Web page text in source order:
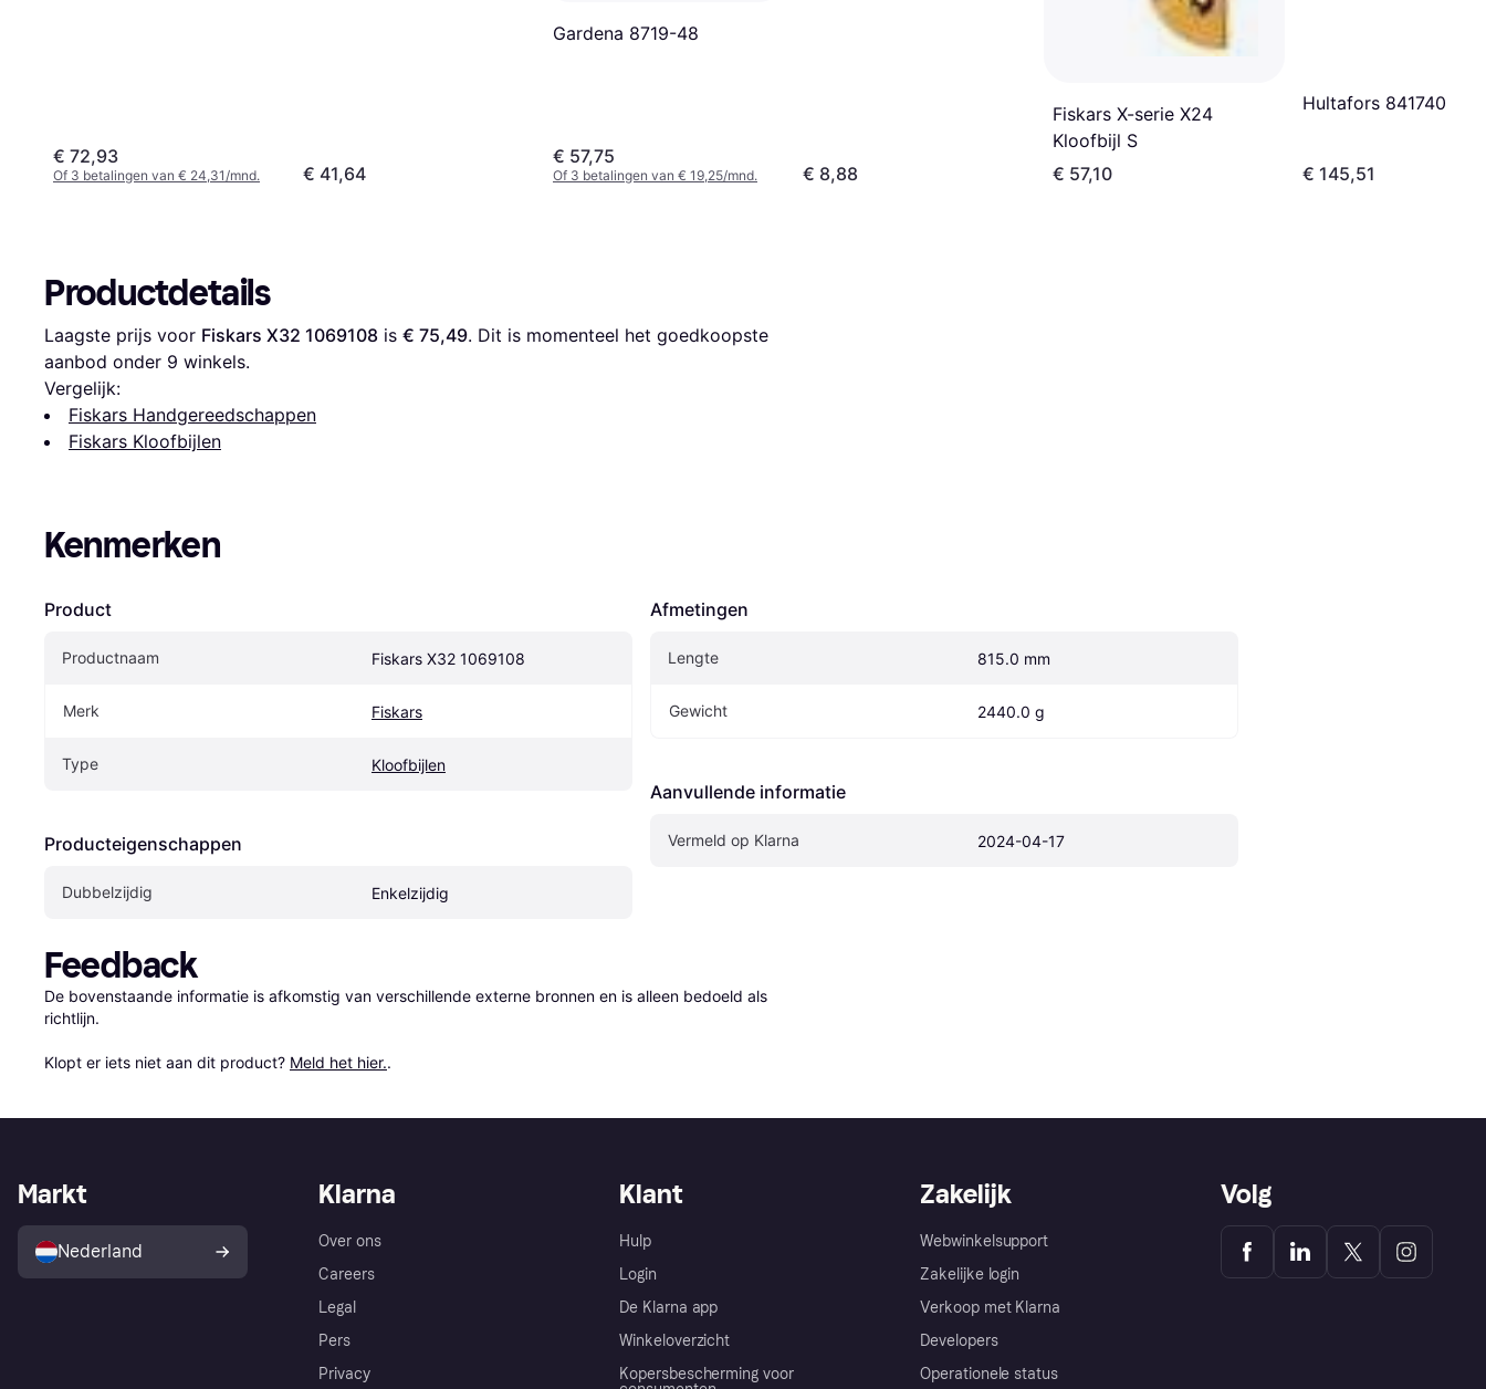
€ 72,93
Of 3 betalingen van € 24,31/mnd. € 41,64
Gardena 8719-48
€ 57,75
Of 3 betalingen van € 19,25/mnd. € 8,88
Fiskars X-serie X24
Kloofbijl S
€ 57,10
Hultafors 841740
€ 145,51
Productdetails
Laagste prijs voor Fiskars X32 1069108 is € 75,49. Dit is momenteel het goedkoopste
aanbod onder 9 winkels.
Vergelijk:
Fiskars Handgereedschappen
Fiskars Kloofbijlen
Kenmerken
Product
Productnaam Fiskars X32 1069108
Merk Fiskars
Type Kloofbijlen
Producteigenschappen
Dubbelzijdig Enkelzijdig
Afmetingen
Lengte 815.0 mm
Gewicht 2440.0 g
Aanvullende informatie
Vermeld op Klarna 2024-04-17
Feedback
De bovenstaande informatie is afkomstig van verschillende externe bronnen en is alleen bedoeld als
richtlijn.
Klopt er iets niet aan dit product? Meld het hier..
Klarna
Over ons
Careers
Legal
Pers
Privacy
Klant
Hulp
Login
De Klarna app
Winkeloverzicht
Kopersbescherming voor
Zakelijk
Webwinkelsupport
Zakelijke login
Verkoop met Klarna
Developers
Operationele status
Markt
Nederland
Volg